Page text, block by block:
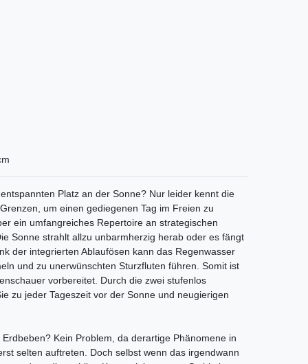
Platz an der Sonne? Nur leider kennt die
um einen gediegenen Tag im Freien zu
ein umfangreiches Repertoire an strategischen
Sonne strahlt allzu unbarmherzig herab oder es fängt
der integrierten Ablaufösen kann das Regenwasser
und zu unerwünschten Sturzfluten führen. Somit ist
vorbereitet. Durch die zwei stufenlos
zu jeder Tageszeit vor der Sonne und neugierigen
Kein Problem, da derartige Phänomene in
selten auftreten. Doch selbst wenn das irgendwann